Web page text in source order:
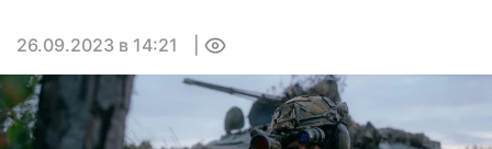
26.09.2023 в 14:21